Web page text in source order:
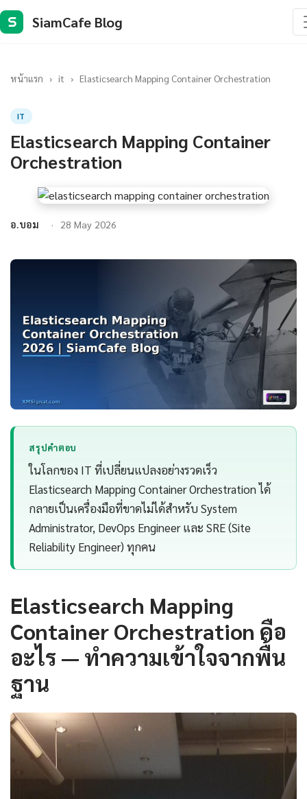
S SiamCafe Blog
หน้าแรก › it › Elasticsearch Mapping Container Orchestration
IT
Elasticsearch Mapping Container
Orchestration
อ.บอม 28 May 2026
สรุปคำตอบ
ในโลกของ IT ที่เปลี่ยนแปลงอย่างรวดเร็ว
Elasticsearch Mapping Container Orchestration ได้
กลายเป็นเครื่องมือที่ขาดไม่ได้สำหรับ System
Administrator, DevOps Engineer และ SRE (Site
Reliability Engineer) ทุกคน
Elasticsearch Mapping
Container Orchestration คือ
อะไร — ทำความเข้าใจจากพื้น
ฐาน